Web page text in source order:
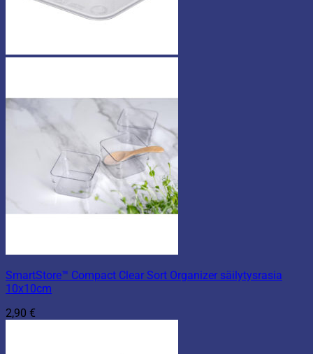
SmartStore™ Compact Clear Sort Organizer säilytysrasia
10x10cm
2,90 €